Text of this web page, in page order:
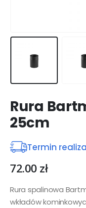
Rura
25cm
Termin
72.00 zł
Rura spalinowa
wkładów